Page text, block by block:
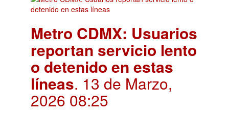
Metro CDMX: Usuarios
reportan servicio lento
o detenido en estas
líneas. 13 de Marzo,
2026 08:25